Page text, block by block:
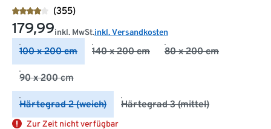
(355)
179,99inkl. MwSt.inkl. Versandkosten
100 x 200 cm 140 x 200 cm 80 x 200 cm
90 x 200 cm
Härtegrad 2 (weich) Härtegrad 3 (mittel)
Zur Zeit nicht verfügbar